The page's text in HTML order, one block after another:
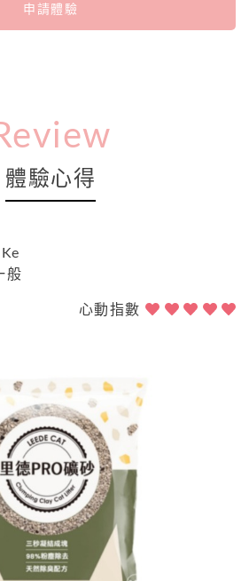
申請體驗
體驗心得
般
心動指數